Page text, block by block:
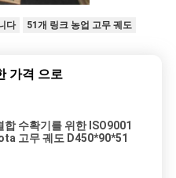
다 51개 링크 농업 고무 궤도
가격 으로
합 수확기를 위한 ISO9001
고무 궤도 D450*90*51